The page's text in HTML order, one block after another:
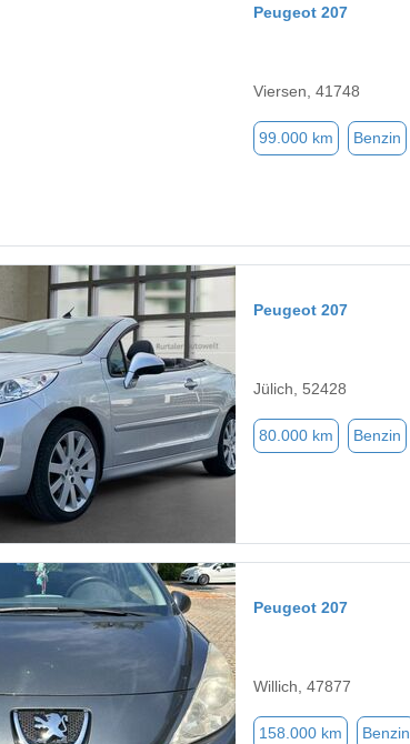
Peugeot 207
Viersen, 41748
99.000 km Benzin
Peugeot 207
Jülich, 52428
80.000 km Benzin
Peugeot 207
Willich, 47877
158.000 km Benzin